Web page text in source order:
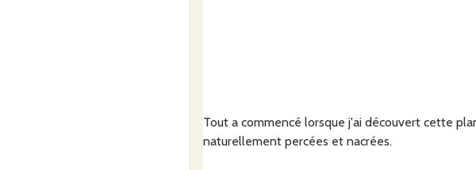
Tout a commencé lorsque j'ai découvert cette
naturellement percées et nacrées.